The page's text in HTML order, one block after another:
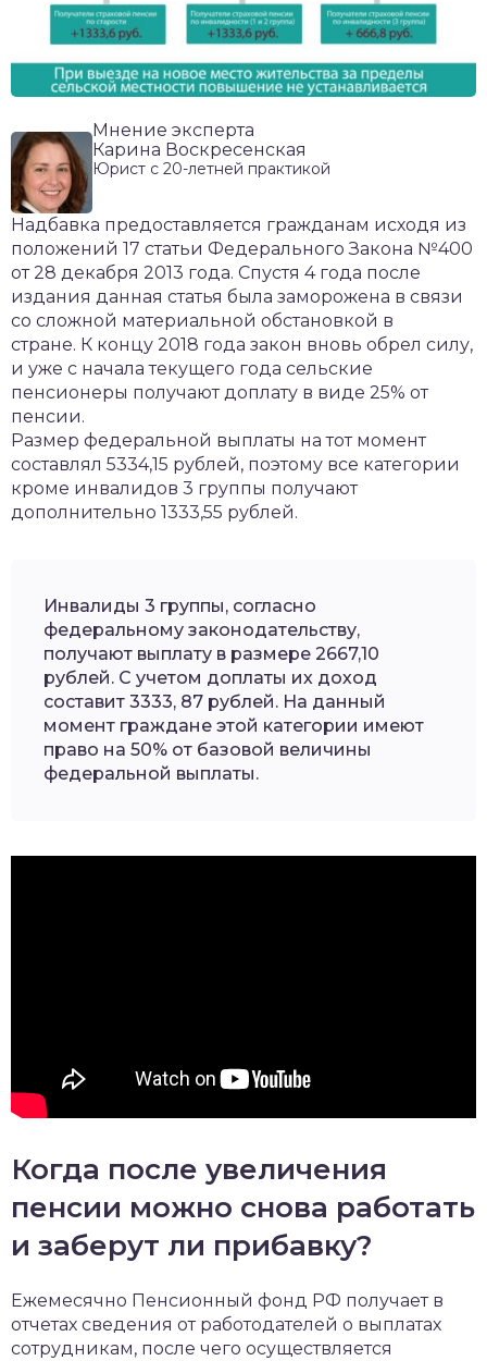
Мнение эксперта
Карина Воскресенская
Юрист с 20-летней практикой
Надбавка предоставляется гражданам исходя из
положений 17 статьи Федерального Закона №400
от 28 декабря 2013 года. Спустя 4 года после
издания данная статья была заморожена в связи
со сложной материальной обстановкой в
стране. К концу 2018 года закон вновь обрел силу,
и уже с начала текущего года сельские
пенсионеры получают доплату в виде 25% от
пенсии.
Размер федеральной выплаты на тот момент
составлял 5334,15 рублей, поэтому все категории
кроме инвалидов 3 группы получают
дополнительно 1333,55 рублей.
Инвалиды 3 группы, согласно
федеральному законодательству,
получают выплату в размере 2667,10
рублей. С учетом доплаты их доход
составит 3333, 87 рублей. На данный
момент граждане этой категории имеют
право на 50% от базовой величины
федеральной выплаты.
Когда после увеличения
пенсии можно снова работать
и заберут ли прибавку?
Ежемесячно Пенсионный фонд РФ получает в
отчетах сведения от работодателей о выплатах
сотрудникам, после чего осуществляется